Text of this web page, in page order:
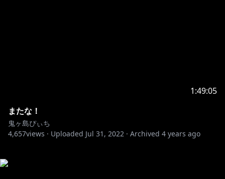
1:49:05
またな！
鬼ヶ島ぴぃち
4,657views · Uploaded Jul 31, 2022 · Archived 4 years ago